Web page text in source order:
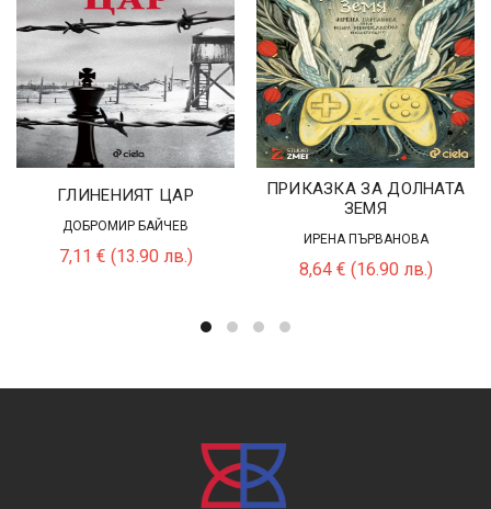
ГЛИНЕНИЯТ ЦАР
ДОБРОМИР БАЙЧЕВ
7,11 € (13.90 лв.)
ПРИКАЗКА ЗА ДОЛНАТА
ЗЕМЯ
ИРЕНА ПЪРВАНОВА
8,64 € (16.90 лв.)